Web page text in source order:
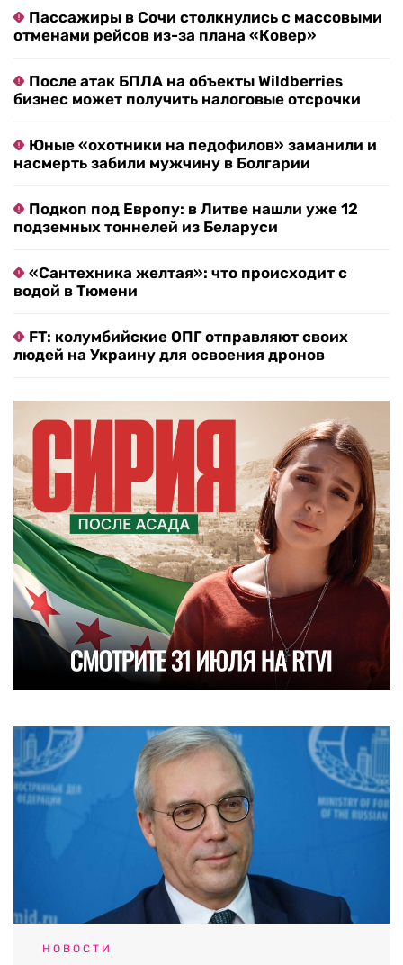
Пассажиры в Сочи столкнулись с массовыми
отменами рейсов из-за плана «Ковер»
После атак БПЛА на объекты Wildberries
бизнес может получить налоговые отсрочки
Юные «охотники на педофилов» заманили и
насмерть забили мужчину в Болгарии
Подкоп под Европу: в Литве нашли уже 12
подземных тоннелей из Беларуси
«Сантехника желтая»: что происходит с
водой в Тюмени
FT: колумбийские ОПГ отправляют своих
людей на Украину для освоения дронов
НОВОСТИ